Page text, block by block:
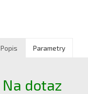
Popis Parametry
Na dotaz